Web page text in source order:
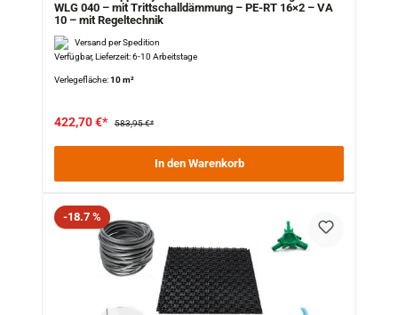
WLG 040 – mit Trittschalldämmung – PE-RT 16×2 – VA
10 – mit Regeltechnik
Versand per Spedition
Verfügbar, Lieferzeit: 6-10 Arbeitstage
Verlegefläche:10 m²
422,70 €* 583,95 €*
In den Warenkorb
Rabatt
-18.7 %